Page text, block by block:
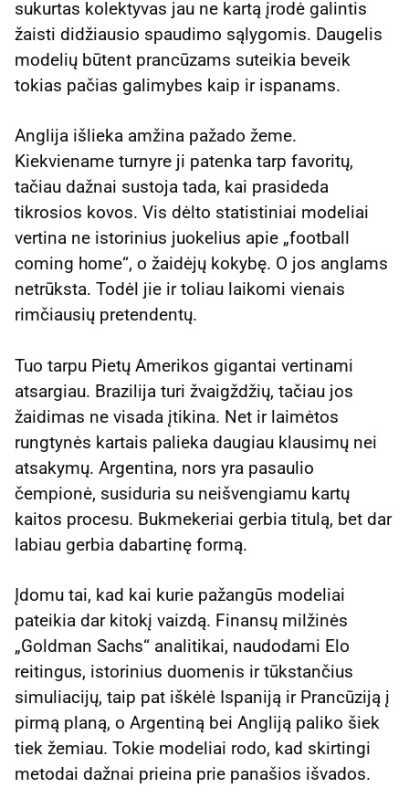
sukurtas kolektyvas jau ne kartą įrodė galintis
žaisti didžiausio spaudimo sąlygomis. Daugelis
modelių būtent prancūzams suteikia beveik
tokias pačias galimybes kaip ir ispanams.
Anglija išlieka amžina pažado žeme.
Kiekviename turnyre ji patenka tarp favoritų,
tačiau dažnai sustoja tada, kai prasideda
tikrosios kovos. Vis dėlto statistiniai modeliai
vertina ne istorinius juokelius apie „football
coming home“, o žaidėjų kokybę. O jos anglams
netrūksta. Todėl jie ir toliau laikomi vienais
rimčiausių pretendentų.
Tuo tarpu Pietų Amerikos gigantai vertinami
atsargiau. Brazilija turi žvaigždžių, tačiau jos
žaidimas ne visada įtikina. Net ir laimėtos
rungtynės kartais palieka daugiau klausimų nei
atsakymų. Argentina, nors yra pasaulio
čempionė, susiduria su neišvengiamu kartų
kaitos procesu. Bukmekeriai gerbia titulą, bet dar
labiau gerbia dabartinę formą.
Įdomu tai, kad kai kurie pažangūs modeliai
pateikia dar kitokį vaizdą. Finansų milžinės
„Goldman Sachs“ analitikai, naudodami Elo
reitingus, istorinius duomenis ir tūkstančius
simuliacijų, taip pat iškėlė Ispaniją ir Prancūziją į
pirmą planą, o Argentiną bei Angliją paliko šiek
tiek žemiau. Tokie modeliai rodo, kad skirtingi
metodai dažnai prieina prie panašios išvados.